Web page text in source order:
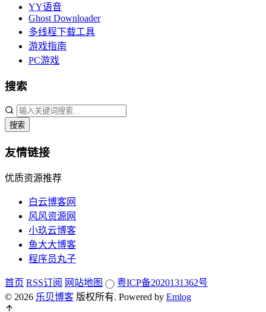
YY语音
Ghost Downloader
多线程下载工具
游戏指南
PC游戏
搜索
搜索
友情链接
优质资源推荐
白云博客网
风风资源网
小玖云博客
鱼大大博客
程序员丸子
首页 RSS订阅 网站地图
粤ICP备2020131362号
© 2026 乐贝博客 版权所有. Powered by Emlog